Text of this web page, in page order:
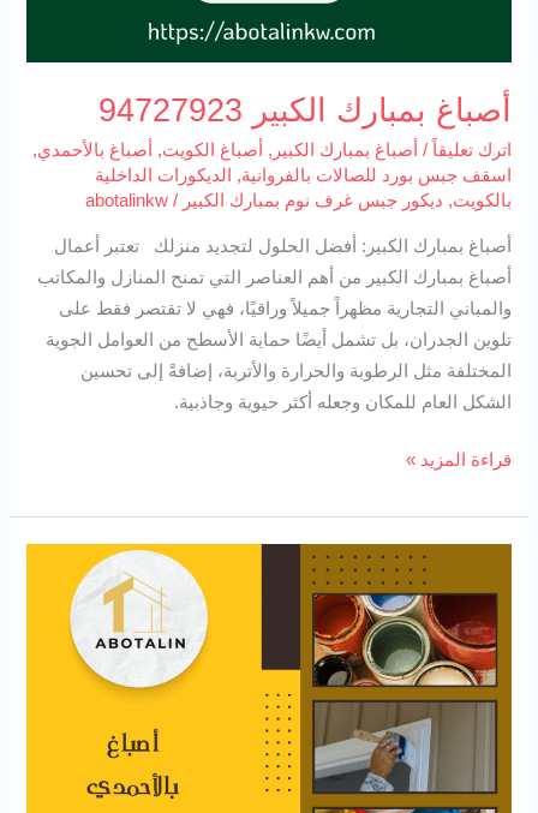
أصباغ بمبارك الكبير 94727923
اترك تعليقاً / أصباغ بمبارك الكبير , أصباغ الكويت, أصباغ بالأحمدي,
اسقف جبس بورد للصالات بالفروانية,
الديكورات الداخلية
بالكويت, ديكور جبس غرف نوم بمبارك الكبير /
abotalinkw
أصباغ بمبارك الكبير: أفضل الحلول لتجديد منزلك تعتبر أعمال
أصباغ بمبارك الكبير من أهم العناصر التي تمنح المنازل والمكاتب
والمباني التجارية مظهراً جميلاً وراقيًا، فهي لا تقتصر فقط على
تلوين الجدران، بل تشمل أيضًا حماية الأسطح من العوامل الجوية
المختلفة مثل الرطوبة والحرارة والأتربة، إضافةً إلى تحسين
الشكل العام للمكان وجعله أكثر حيوية وجاذبية.
قراءة المزيد »
بالأحمدي
94727923